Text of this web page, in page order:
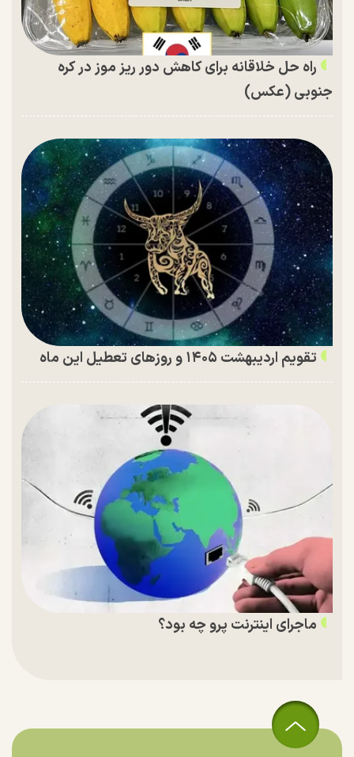
راه حل خلاقانه برای کاهش دور ریز موز در کره
جنوبی (عکس)
تقویم اردیبهشت ۱۴۰۵ و روز‌های تعطیل این ماه
ماجرای اینترنت پرو چه بود؟